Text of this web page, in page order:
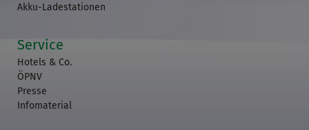
Akku-Ladestationen
Service
Hotels & Co.
ÖPNV
Presse
Infomaterial